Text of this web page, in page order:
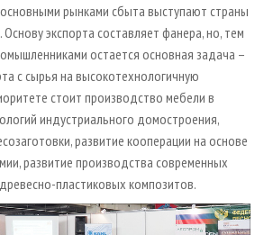
рынками сбыта выступают страны
Основу экспорта составляет фанера, но, тем
остается основная задача –
с сырья на высокотехнологичную
стоит производство мебели в
индустриального домостроения,
развитие кооперации на основе
развитие производства современных
пластиковых композитов.